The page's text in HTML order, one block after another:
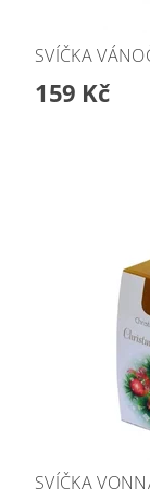
SVÍČKA
159 Kč
SVÍČKA